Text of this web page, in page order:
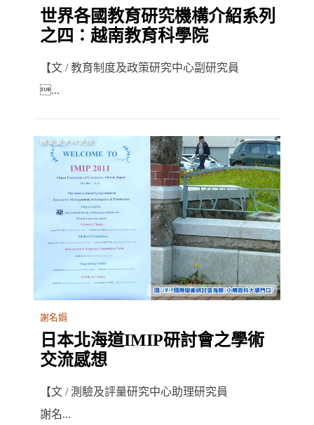
世界各國教育研究機構介紹系列
之四：越南教育科學院
【文 / 教育制度及政策研究中心副研究員
...
謝名娟
日本北海道IMIP研討會之學術
交流感想
【文 / 測驗及評量研究中心助理研究員
謝名...